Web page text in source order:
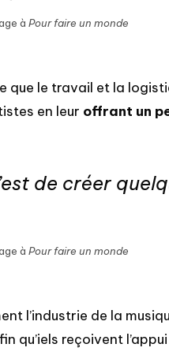
à Pour faire un monde
que le travail et la
en leur offrant un
de créer
à Pour faire un monde
l’industrie de la
qu’iels reçoivent